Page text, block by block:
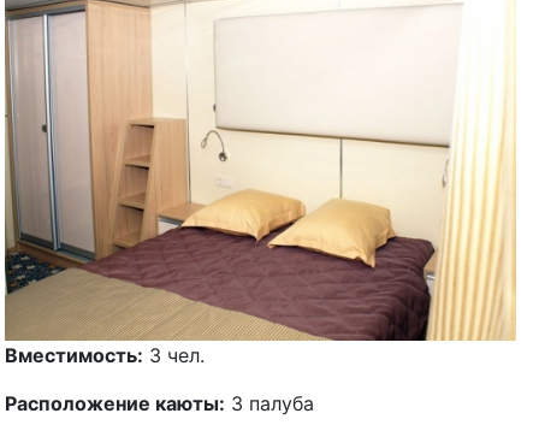
Вместимость: 3 чел.
Расположение каюты: 3 палуба